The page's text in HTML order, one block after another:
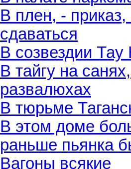
В плен, - приказ,
сдаваться
В созвездии Тау
В тайгу на
развалюхах
В тюрьме
В этом доме
раньше пьянка
Вагоны всякие